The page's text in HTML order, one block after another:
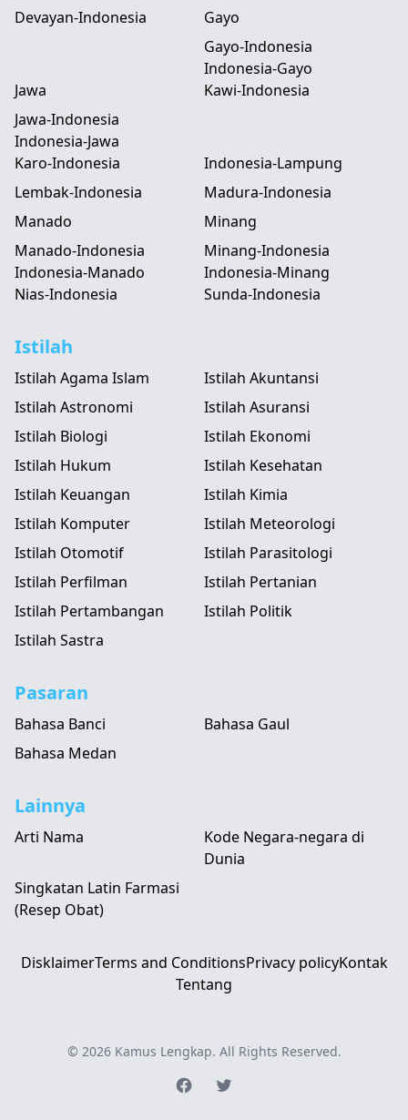
Devayan-Indonesia
Gayo
Gayo-Indonesia
Indonesia-Gayo
Jawa
Jawa-Indonesia
Indonesia-Jawa
Kawi-Indonesia
Karo-Indonesia
Indonesia-Lampung
Lembak-Indonesia
Madura-Indonesia
Manado
Manado-Indonesia
Indonesia-Manado
Minang
Minang-Indonesia
Indonesia-Minang
Nias-Indonesia
Sunda-Indonesia
Istilah
Istilah Agama Islam
Istilah Akuntansi
Istilah Astronomi
Istilah Asuransi
Istilah Biologi
Istilah Ekonomi
Istilah Hukum
Istilah Kesehatan
Istilah Keuangan
Istilah Kimia
Istilah Komputer
Istilah Meteorologi
Istilah Otomotif
Istilah Parasitologi
Istilah Perfilman
Istilah Pertanian
Istilah Pertambangan
Istilah Politik
Istilah Sastra
Pasaran
Bahasa Banci
Bahasa Gaul
Bahasa Medan
Lainnya
Arti Nama
Kode Negara-negara di
Dunia
Singkatan Latin Farmasi
(Resep Obat)
DisklaimerTerms and ConditionsPrivacy policyKontak
Tentang
© 2026 Kamus Lengkap. All Rights Reserved.